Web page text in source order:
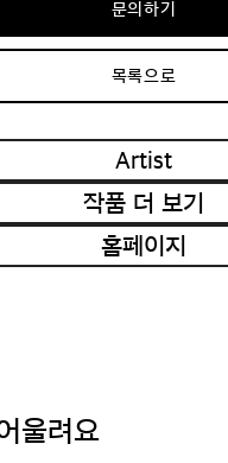
문의하기
목록으로
Artist
작품 더 보기
홈페이지
울려요